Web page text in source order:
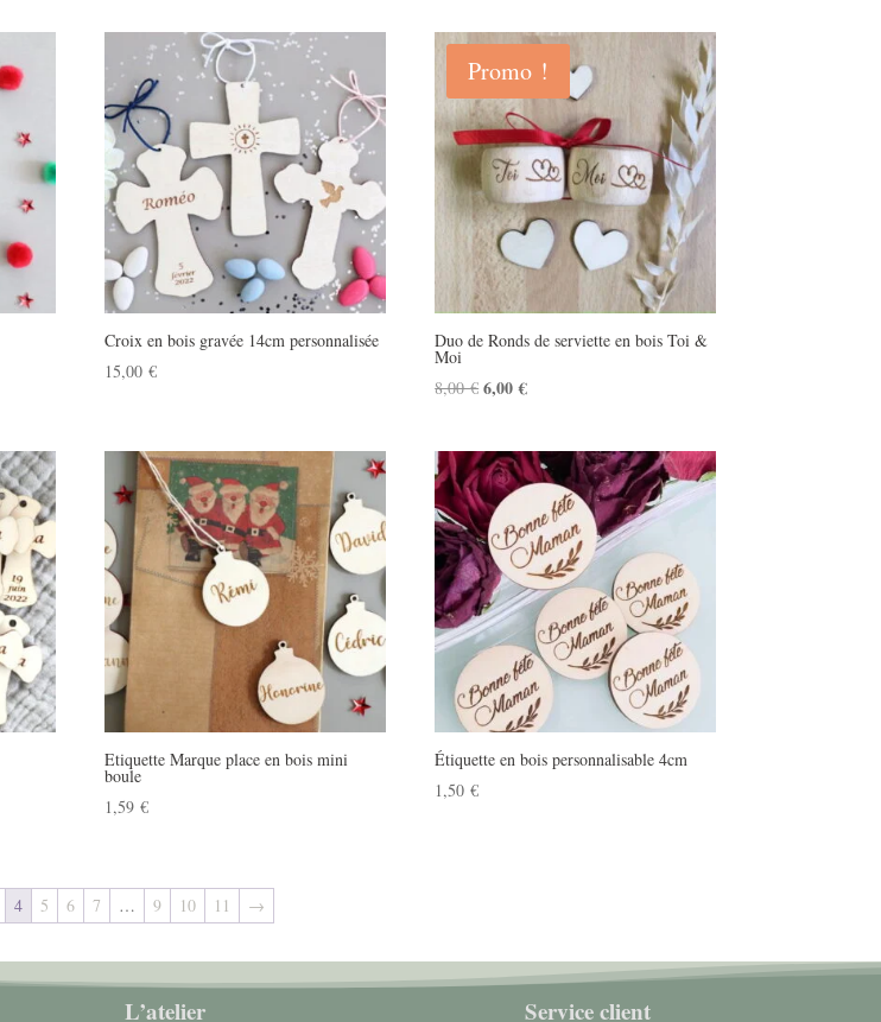
était :
16,50 €.
est :
13,00 €.
Croix en bois gravée 14cm personnalisée
15,00€
Promo !
Duo de Ronds de serviette en bois Toi &
Moi
8,00€ Le
était :
8,00 €.
6,00€Le
est :
6,00 €.
Etiquette Marque place en bois mini
boule
1,59€
Étiquette en bois personnalisable 4cm
1,50€
4 5 6 7 … 9 10 11 →
L’atelier Service client